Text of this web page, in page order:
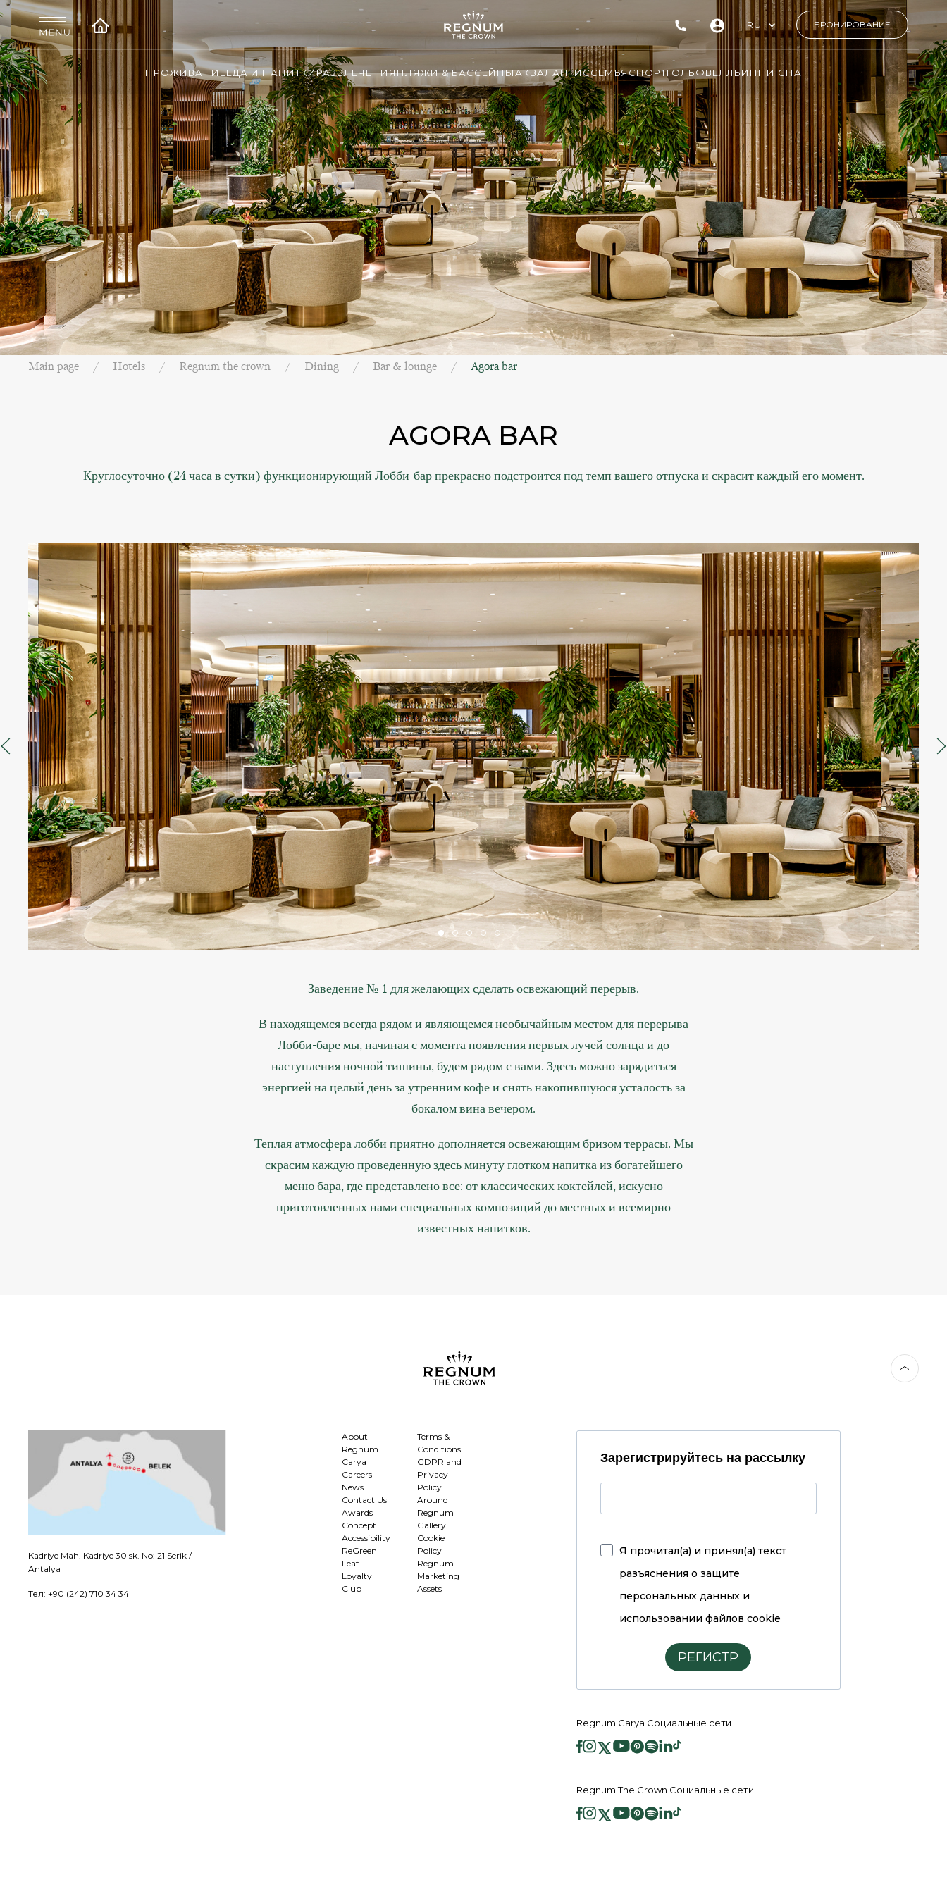
RU БРОНИРОВАНИЕ
ПРОЖИВАНИЕЕДА И НАПИТКИРАЗВЛЕЧЕНИЯПЛЯЖИ & БАССЕЙНЫАКВАЛАНТИССЕМЬЯСПОРТГОЛЬФВЕЛЛБИНГ И СПА
Main page Hotels Regnum the crown Dining Bar & lounge Agora bar
AGORA BAR
Круглосуточно (24 часа в сутки) функционирующий Лобби-бар прекрасно подстроится под темп вашего отпуска и скрасит каждый его момент.
Заведение № 1 для желающих сделать освежающий перерыв.
В находящемся всегда рядом и являющемся необычайным местом для перерыва
Лобби-баре мы, начиная с момента появления первых лучей солнца и до
наступления ночной тишины, будем рядом с вами. Здесь можно зарядиться
энергией на целый день за утренним кофе и снять накопившуюся усталость за
бокалом вина вечером.
Теплая атмосфера лобби приятно дополняется освежающим бризом террасы. Мы
скрасим каждую проведенную здесь минуту глотком напитка из богатейшего
меню бара, где представлено все: от классических коктейлей, искусно
приготовленных нами специальных композиций до местных и всемирно
известных напитков.
Kadriye Mah. Kadriye 30 sk. No: 21 Serik /
Antalya
Тел: +90 (242) 710 34 34
About
Regnum
Carya
Careers
News
Contact Us
Awards
Concept
Accessibility
ReGreen
Leaf
Loyalty
Club
Terms &
Conditions
GDPR and
Privacy
Policy
Around
Regnum
Gallery
Cookie
Policy
Regnum
Marketing
Assets
Зарегистрируйтесь на рассылку
Я прочитал(а) и принял(а)текст
разъяснения о защите
персональных данных и
использовании файлов cookie
РЕГИСТР
Regnum Carya Социальные сети
Regnum The Crown Социальные сети